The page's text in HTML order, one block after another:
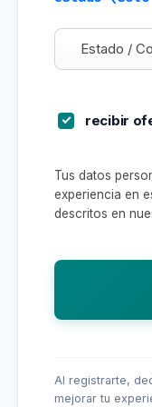
Estado /
recibir
Tus datos
experiencia en
descritos en
Al registrarte,
mejorar tu